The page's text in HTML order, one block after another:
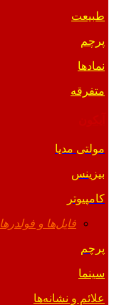
طبیعت
پرچم
نمادها
متفرقه
مولتی مدیا
بیزینس
کامپیوتر
فایل‌ها و فولدرها
پرچم
سینما
علائم و نشانه‌ها